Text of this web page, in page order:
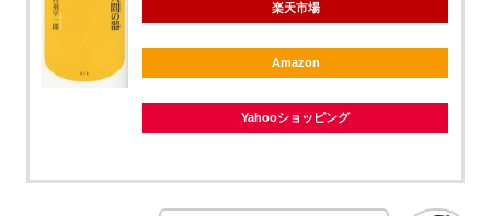
楽天市場
Amazon
Yahooショッピング